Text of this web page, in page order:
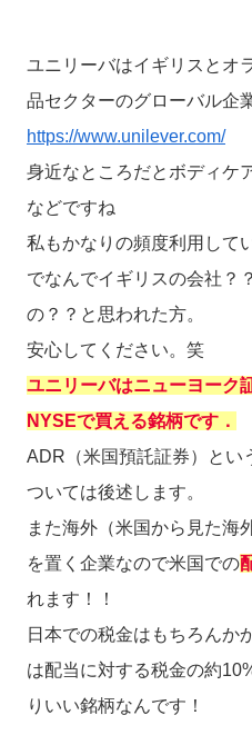
ユニリーバはイギリスとオ
品セクターのグローバル企
https://www.unilever.com/
身近なところだとボディケ
などですね
私もかなりの頻度利用して
でなんでイギリスの会社？
の？？と思われた方。
安心してください。笑
ユニリーバはニューヨーク
NYSEで買える銘柄です．
ADR（米国預託証券）とい
ついては後述します。
また海外（米国から見た海
を置く企業なので米国での
れます！！
日本での税金はもちろんか
は配当に対する税金の約
りいい銘柄なんです！